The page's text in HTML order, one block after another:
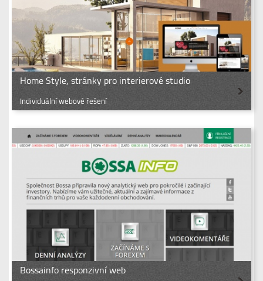
Home Style, stránky pro interierové studio
Individuální webové řešení
Bossainfo responzivní web